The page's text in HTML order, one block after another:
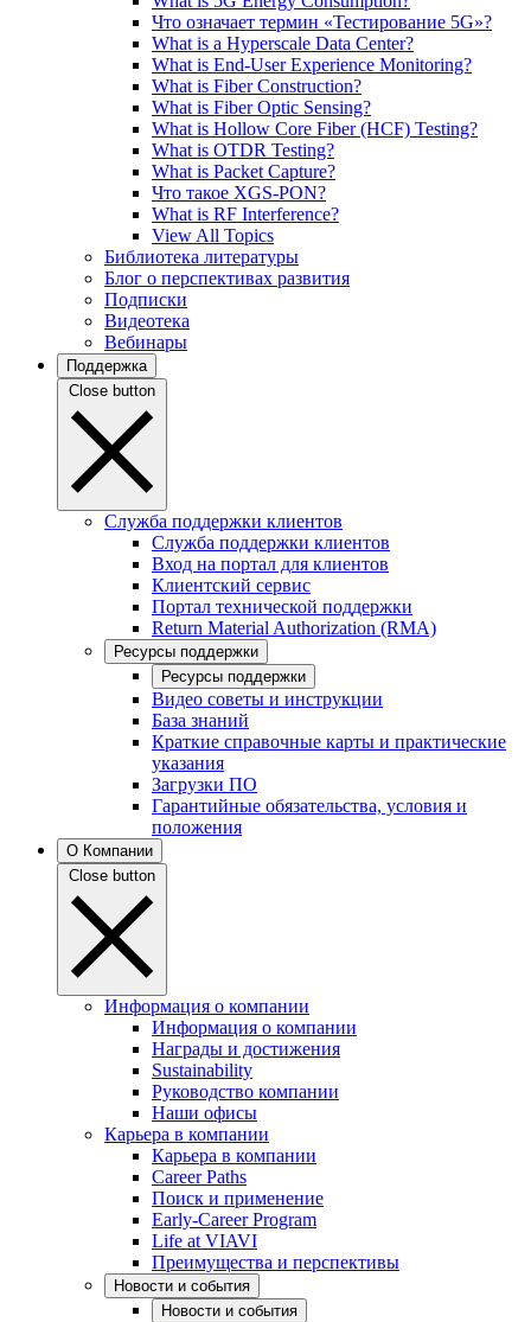
Что означает термин «Тестирование 5G»?
What is a Hyperscale Data Center?
What is End-User Experience Monitoring?
What is Fiber Construction?
What is Fiber Optic Sensing?
What is Hollow Core Fiber (HCF) Testing?
What is OTDR Testing?
What is Packet Capture?
Что такое XGS-PON?
What is RF Interference?
View All Topics
Библиотека литературы
Блог о перспективах развития
Подписки
Видеотека
Вебинары
Поддержка
Close button
Служба поддержки клиентов
Служба поддержки клиентов
Вход на портал для клиентов
Клиентский сервис
Портал технической поддержки
Return Material Authorization (RMA)
Ресурсы поддержки
Ресурсы поддержки
Видео советы и инструкции
База знаний
Краткие справочные карты и практические
указания
Загрузки ПО
Гарантийные обязательства, условия и
положения
О Компании
Close button
Информация о компании
Информация о компании
Награды и достижения
Sustainability
Руководство компании
Наши офисы
Карьера в компании
Карьера в компании
Career Paths
Поиск и применение
Early-Career Program
Life at VIAVI
Преимущества и перспективы
Новости и события
Новости и события